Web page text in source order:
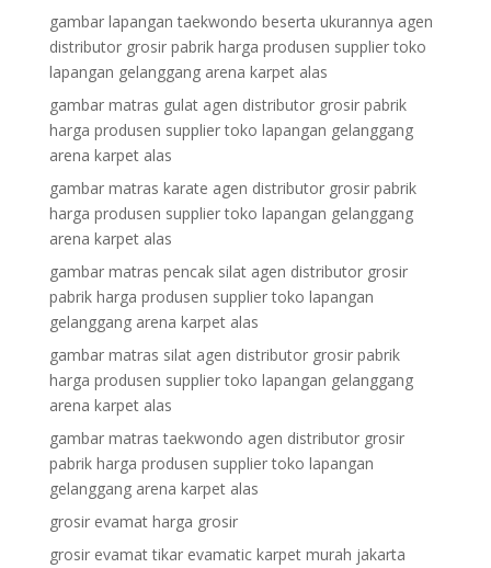
gambar lapangan taekwondo beserta ukurannya agen
distributor grosir pabrik harga produsen supplier toko
lapangan gelanggang arena karpet alas
gambar matras gulat agen distributor grosir pabrik
harga produsen supplier toko lapangan gelanggang
arena karpet alas
gambar matras karate agen distributor grosir pabrik
harga produsen supplier toko lapangan gelanggang
arena karpet alas
gambar matras pencak silat agen distributor grosir
pabrik harga produsen supplier toko lapangan
gelanggang arena karpet alas
gambar matras silat agen distributor grosir pabrik
harga produsen supplier toko lapangan gelanggang
arena karpet alas
gambar matras taekwondo agen distributor grosir
pabrik harga produsen supplier toko lapangan
gelanggang arena karpet alas
grosir evamat harga grosir
grosir evamat tikar evamatic karpet murah jakarta